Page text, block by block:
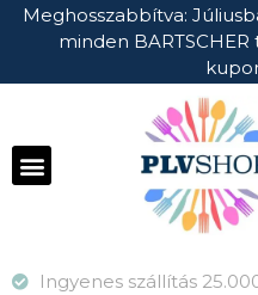
Meghosszabbítva:
minden
Ingyenes szállítás